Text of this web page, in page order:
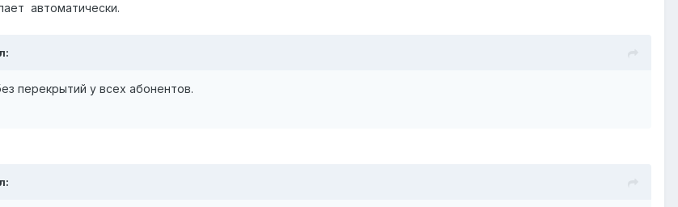
автоматически.
перекрытий у всех абонентов.